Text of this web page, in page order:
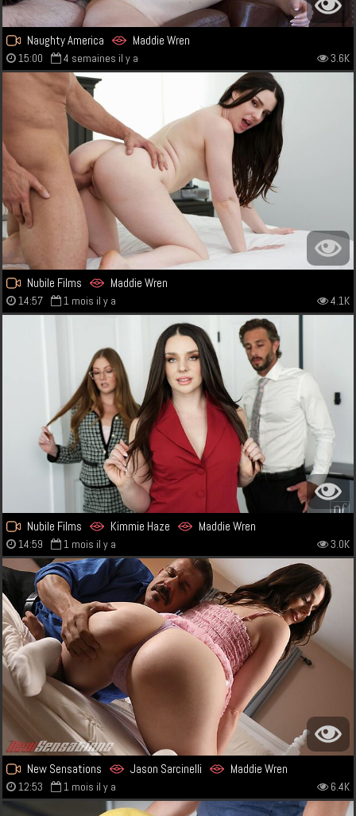
Naughty America Maddie Wren
15:00 4 semaines il y a 3.6K
Nubile Films Maddie Wren
14:57 1 mois il y a 4.1K
Nubile Films Kimmie Haze Maddie Wren
14:59 1 mois il y a 3.0K
New Sensations Jason Sarcinelli Maddie Wren
12:53 1 mois il y a 6.4K